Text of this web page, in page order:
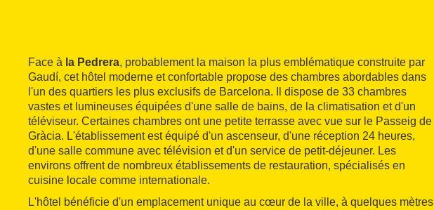
Face à la Pedrera, probablement la maison la plus emblématique construite par
Gaudí, cet hôtel moderne et confortable propose des chambres abordables dans
l'un des quartiers les plus exclusifs de Barcelona. Il dispose de 33 chambres
vastes et lumineuses équipées d'une salle de bains, de la climatisation et d'un
téléviseur. Certaines chambres ont une petite terrasse avec vue sur le Passeig de
Gràcia. L'établissement est équipé d'un ascenseur, d'une réception 24 heures,
d'une salle commune avec télévision et d'un service de petit-déjeuner. Les
environs offrent de nombreux établissements de restauration, spécialisés en
cuisine locale comme internationale.
L'hôtel bénéficie d'un emplacement unique au cœur de la ville, à quelques mètres